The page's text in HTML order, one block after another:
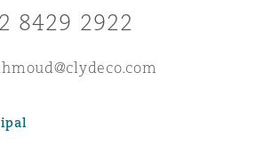
8429 2922